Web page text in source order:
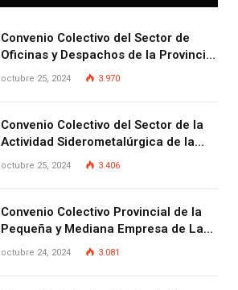
Convenio Colectivo del Sector de
Oficinas y Despachos de la Provincia
de Las Palmas
octubre 25, 2024 3.970
Convenio Colectivo del Sector de la
Actividad Siderometalúrgica de la
Provincia de Las Palmas
octubre 25, 2024 3.406
Convenio Colectivo Provincial de la
Pequeña y Mediana Empresa de Las
Palmas.
octubre 24, 2024 3.081